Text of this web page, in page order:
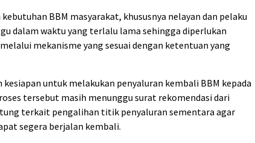
BBM masyarakat, khususnya nelayan dan pelaku
dalam waktu yang terlalu lama sehingga diperlukan
mekanisme yang sesuai dengan ketentuan yang
untuk melakukan penyaluran kembali BBM kepada
tersebut masih menunggu surat rekomendasi dari
terkait pengalihan titik penyaluran sementara agar
segera berjalan kembali.